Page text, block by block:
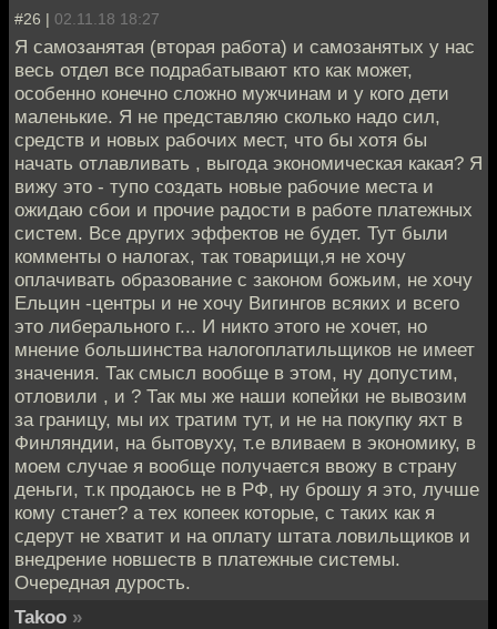
#26 | 02.11.18 18:27
Я самозанятая (вторая работа) и самозанятых у нас
весь отдел все подрабатывают кто как может,
особенно конечно сложно мужчинам и у кого дети
маленькие. Я не представляю сколько надо сил,
средств и новых рабочих мест, что бы хотя бы
начать отлавливать , выгода экономическая какая? Я
вижу это - тупо создать новые рабочие места и
ожидаю сбои и прочие радости в работе платежных
систем. Все других эффектов не будет. Тут были
комменты о налогах, так товарищи,я не хочу
оплачивать образование с законом божьим, не хочу
Ельцин -центры и не хочу Вигингов всяких и всего
это либерального г... И никто этого не хочет, но
мнение большинства налогоплатильщиков не имеет
значения. Так смысл вообще в этом, ну допустим,
отловили , и ? Так мы же наши копейки не вывозим
за границу, мы их тратим тут, и не на покупку яхт в
Финляндии, на бытовуху, т.е вливаем в экономику, в
моем случае я вообще получается ввожу в страну
деньги, т.к продаюсь не в РФ, ну брошу я это, лучше
кому станет? а тех копеек которые, с таких как я
сдерут не хватит и на оплату штата ловильщиков и
внедрение новшеств в платежные системы.
Очередная дурость.
Takoo »